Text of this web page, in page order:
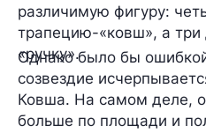
различимую фигуру:
трапецию-«ковш», а три
«ручку».
Однако было бы
созвездие
Ковша. На самом деле,
больше по площади и